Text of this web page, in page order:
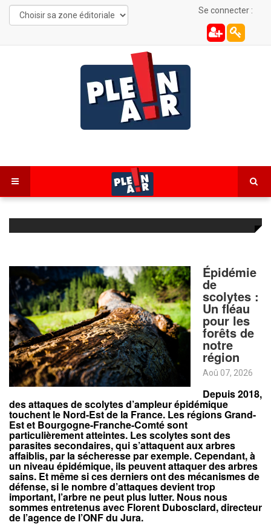
Se connecter :
Épidémie
de
scolytes :
Un fléau
pour les
forêts de
notre
région
Aoû 07, 2026
Depuis 2018,
des attaques de scolytes d’ampleur épidémique
touchent le Nord-Est de la France. Les régions Grand-
Est et Bourgogne-Franche-Comté sont
particulièrement atteintes. Les scolytes sont des
parasites secondaires, qui s’attaquent aux arbres
affaiblis, par la sécheresse par exemple. Cependant, à
un niveau épidémique, ils peuvent attaquer des arbres
sains. Et même si ces derniers ont des mécanismes de
défense, si le nombre d’attaques devient trop
important, l’arbre ne peut plus lutter. Nous nous
sommes entretenus avec Florent Dubosclard, directeur
de l’agence de l’ONF du Jura.